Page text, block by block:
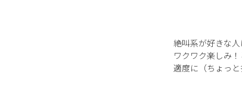
絶叫系が好きな
ワクワク楽しみ
適度に（ちょっと